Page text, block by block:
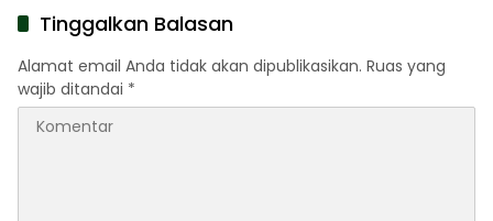
Amankan Empat
Tersangka
Tinggalkan Balasan
Alamat email Anda tidak akan dipublikasikan. Ruas yang
wajib ditandai *